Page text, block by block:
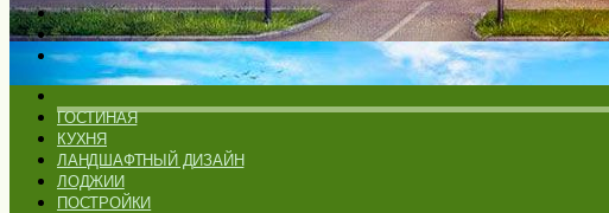
Меню
Искать
Switch
skin
ГОСТИНАЯ
КУХНЯ
ЛАНДШАФТНЫЙ ДИЗАЙН
ЛОДЖИИ
ПОСТРОЙКИ